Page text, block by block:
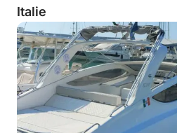
Italie